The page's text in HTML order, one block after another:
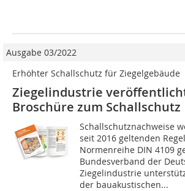
Ausgabe 03/2022
Erhöhter Schallschutz für Ziegelgebäude
Ziegelindustrie
Broschüre zum Schallschutz
Schallschutznachweise
seit 2016 geltenden
Normenreihe DIN 4109
Bundesverband der
Ziegelindustrie
der bauakustischen...